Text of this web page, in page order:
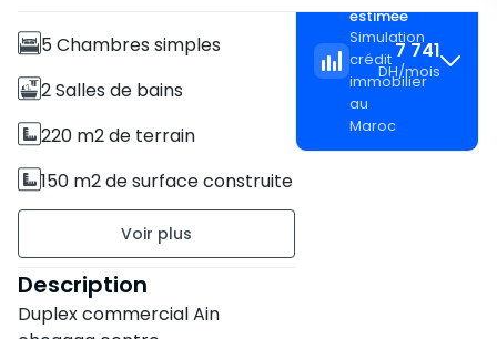
5 Chambres simples
2 Salles de bains
220 m2 de terrain
150 m2 de surface construite
Non meublé
2 étages
Jardin
Description
Duplex commercial Ain
estimée
Simulation
crédit
immobilier
au
Maroc
7 741
DH/mois